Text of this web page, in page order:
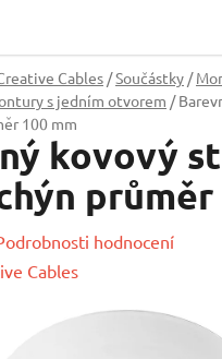
Cables /Součástky /
s jedním otvorem /
100 mm
kovový
průměr
hodnocení
Cables